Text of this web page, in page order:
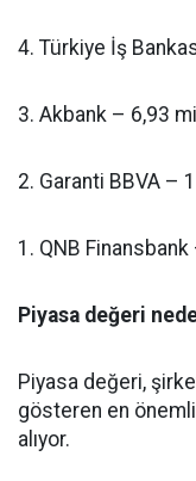
4. Türkiye İş
3. Akbank – 6,93
2. Garanti BBVA –
1. QNB
Piyasa değeri
Piyasa değeri,
gösteren en
alıyor.